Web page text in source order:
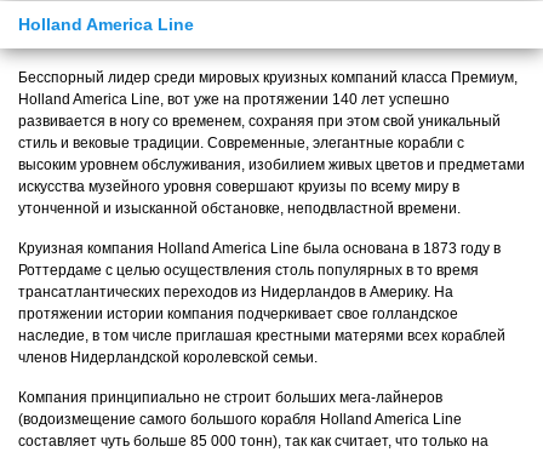
Holland America Line
Бесспорный лидер среди мировых круизных компаний класса Премиум,
Holland America Line, вот уже на протяжении 140 лет успешно
развивается в ногу со временем, сохраняя при этом свой уникальный
стиль и вековые традиции. Современные, элегантные корабли с
высоким уровнем обслуживания, изобилием живых цветов и предметами
искусства музейного уровня совершают круизы по всему миру в
утонченной и изысканной обстановке, неподвластной времени.
Круизная компания Holland America Line была основана в 1873 году в
Роттердаме с целью осуществления столь популярных в то время
трансатлантических переходов из Нидерландов в Америку. На
протяжении истории компания подчеркивает свое голландское
наследие, в том числе приглашая крестными матерями всех кораблей
членов Нидерландской королевской семьи.
Компания принципиально не строит больших мега-лайнеров
(водоизмещение самого большого корабля Holland America Line
составляет чуть больше 85 000 тонн), так как считает, что только на